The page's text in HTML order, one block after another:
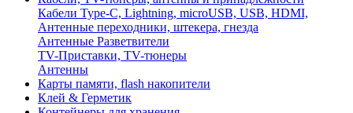
Кабели Type-C, Lightning, microUSB, USB, HDMI,
Антенные переходники, штекера, гнезда
Антенные Разветвители
TV-Приставки, TV-тюнеры
Антенны
Карты памяти, flash накопители
Клей & Герметик